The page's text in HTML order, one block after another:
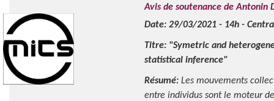
Avis de soutenance de Antonin
Date: 29/03/2021 - 14h -
Titre: "Symetric and
statistical inference"
Résumé: Les mouvements
entre individus sont le moteur